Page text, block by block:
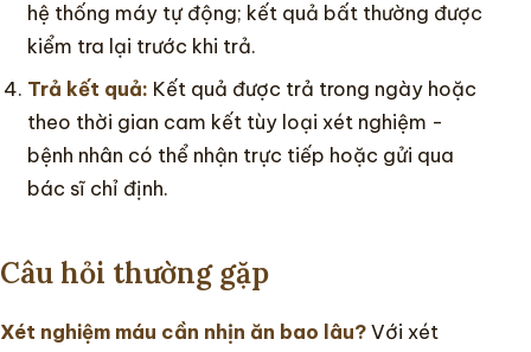
hệ thống máy tự động; kết quả bất thường được
kiểm tra lại trước khi trả.
Trả kết quả: Kết quả được trả trong ngày hoặc
theo thời gian cam kết tùy loại xét nghiệm -
bệnh nhân có thể nhận trực tiếp hoặc gửi qua
bác sĩ chỉ định.
Câu hỏi thường gặp
Xét nghiệm máu cần nhịn ăn bao lâu? Với xét